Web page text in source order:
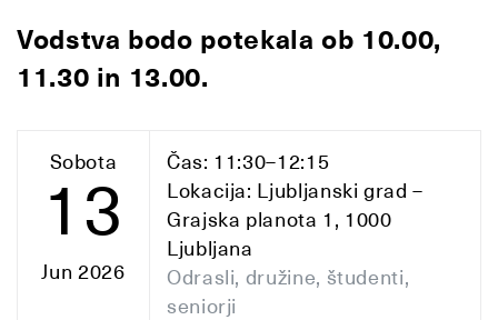
Vodstva bodo potekala ob 10.00,
11.30 in 13.00.
Sobota
13
Jun 2026
Čas: 11:30–12:15
Lokacija: Ljubljanski grad –
Grajska planota 1, 1000
Ljubljana
Odrasli, družine, študenti,
seniorji